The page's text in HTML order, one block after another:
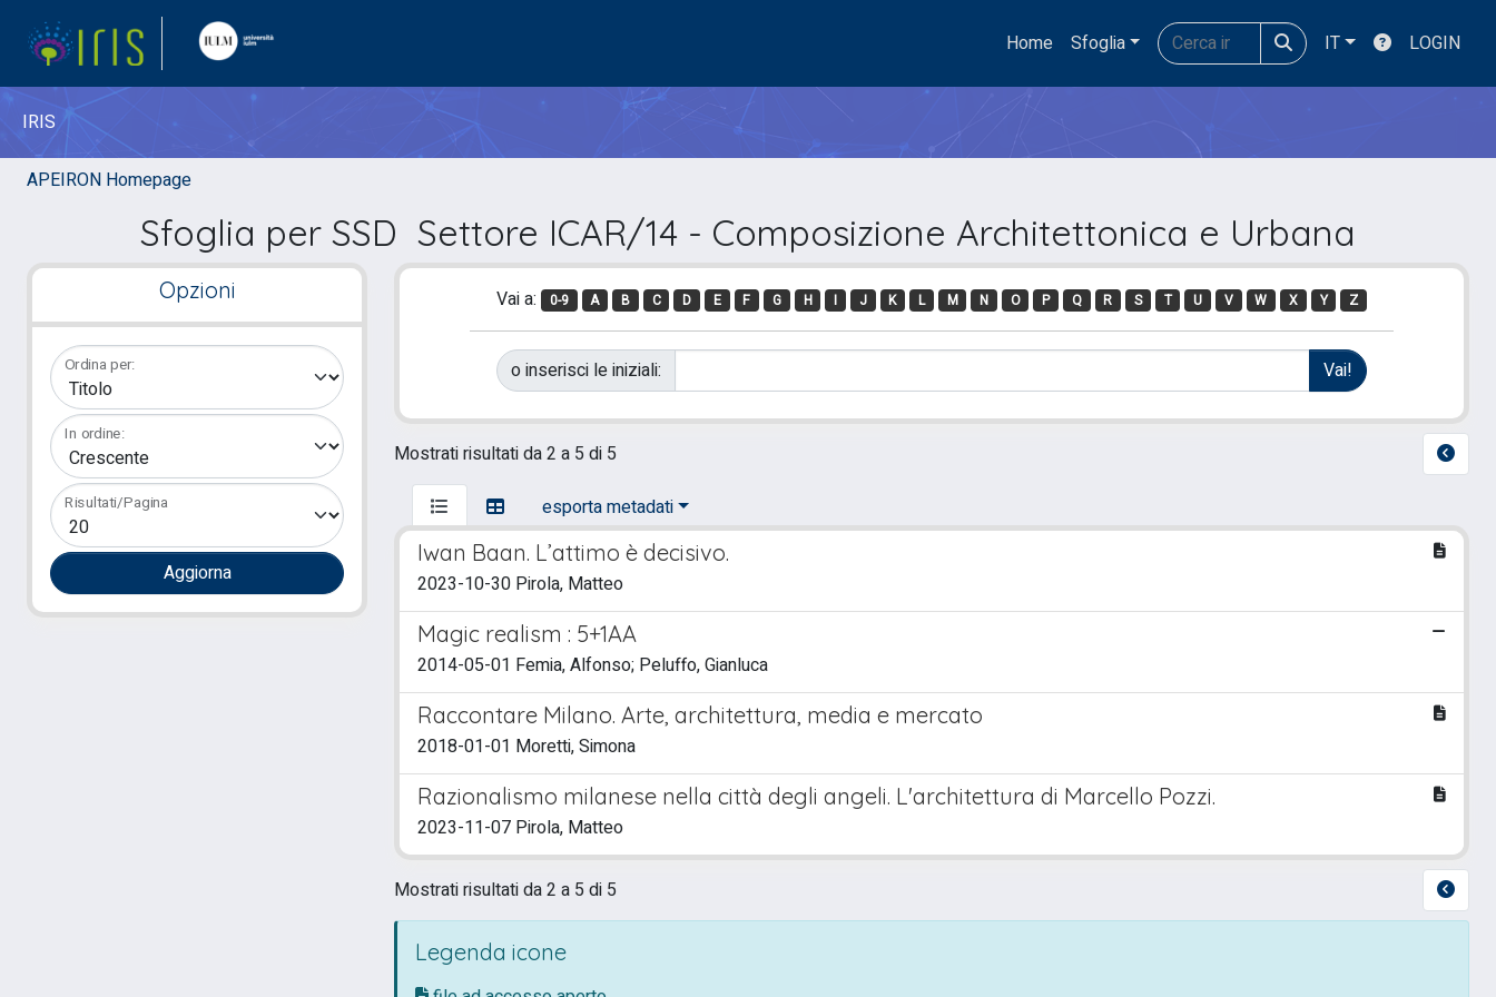
Home Sfoglia IT LOGIN
IRIS
APEIRON Homepage
Sfoglia per SSD Settore ICAR/14 - Composizione Architettonica e Urbana
Opzioni
Ordina per:
In ordine:
Risultati/Pagina
Vai a: 0-9 A B C D E F G H I J K L M N O P Q R S T U V W X Y Z
o inserisci le iniziali:
Mostrati risultati da 2 a 5 di 5
esporta metadati
Iwan Baan. L’attimo è decisivo.
2023-10-30 Pirola, Matteo
Magic realism : 5+1AA
2014-05-01 Femia, Alfonso; Peluffo, Gianluca
Raccontare Milano. Arte, architettura, media e mercato
2018-01-01 Moretti, Simona
Razionalismo milanese nella città degli angeli. L'architettura di Marcello Pozzi.
2023-11-07 Pirola, Matteo
Mostrati risultati da 2 a 5 di 5
Legenda icone